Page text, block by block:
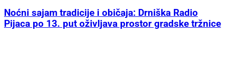
Noćni sajam tradicije i običaja: Drniška Radio
Pijaca po 13. put oživljava prostor gradske tržnice